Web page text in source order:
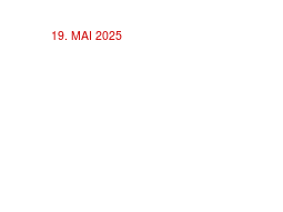
19. MAI 2025